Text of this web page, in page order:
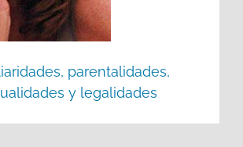
parentalidades,
y legalidades